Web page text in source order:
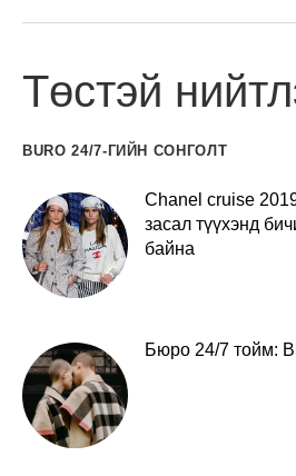
Төстэй
BURO 24/7-ГИЙН СОНГОЛТ
Chanel cruise
засал түүхэнд
байна
Бюро 24/7 тойм: